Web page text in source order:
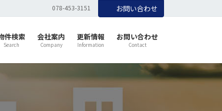
078-453-3151 お問い合わせ
件検索
Search
会社案内
Company
更新情報
Information
お問い合わせ
Contact